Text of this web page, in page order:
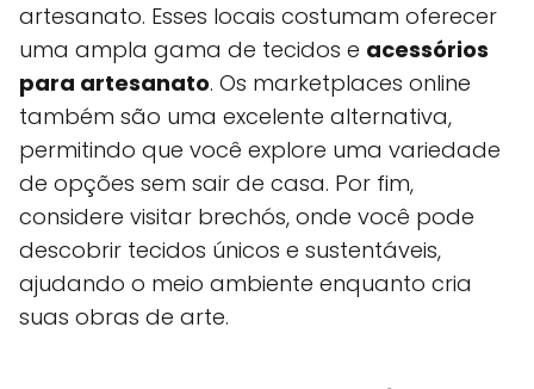
artesanato. Esses locais costumam oferecer
uma ampla gama de tecidos e acessórios
para artesanato. Os marketplaces online
também são uma excelente alternativa,
permitindo que você explore uma variedade
de opções sem sair de casa. Por fim,
considere visitar brechós, onde você pode
descobrir tecidos únicos e sustentáveis,
ajudando o meio ambiente enquanto cria
suas obras de arte.